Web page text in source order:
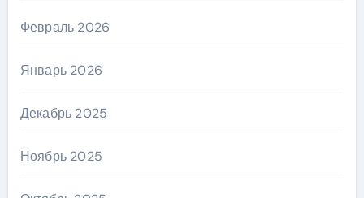
Февраль 2026
Январь 2026
Декабрь 2025
Ноябрь 2025